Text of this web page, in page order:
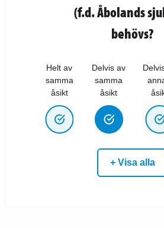
(f.d. Åbolands
behövs?
Helt av
samma
åsikt
Delvis av
samma
åsikt
+ Visa alla